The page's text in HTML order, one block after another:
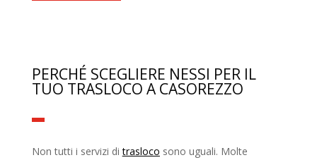
PERCHÉ SCEGLIERE NESSI PER IL
TUO TRASLOCO A CASOREZZO
Non tutti i servizi ditrasloco sono uguali. Molte